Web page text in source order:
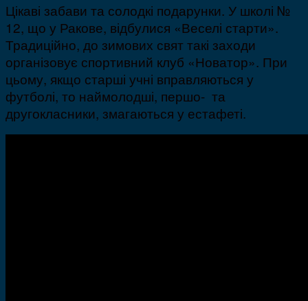
Цікаві забави та солодкі подарунки. У школі №
12, що у Ракове, відбулися «Веселі старти».
Традиційно, до зимових свят такі заходи
організовує спортивний клуб «Новатор». При
цьому, якщо старші учні вправляються у
футболі, то наймолодші, першо- та
другокласники, змагаються у естафеті.